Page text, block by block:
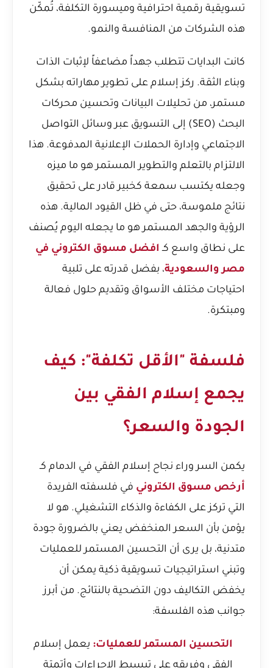
تسويقية رقمية احترافية وميسورة التكلفة، تُمكّن
هذه الشركات من المنافسة والنمو.
كانت البدايات تتطلب جهداً مضاعفاً لإثبات الذات
وبناء الثقة. ركز إسلام على تطوير مهاراته بشكل
مستمر، من تحليلات البيانات وتحسين محركات
البحث (SEO) إلى التسويق عبر وسائل التواصل
الاجتماعي وإدارة الحملات الإعلانية المدفوعة. هذا
الالتزام بالتعلم والتطوير المستمر هو ما ميزه
وجعله يكتسب سمعة كخبير قادر على تحقيق
نتائج ملموسة، حتى في ظل القيود المالية. هذه
الرؤية والجهد المستمر هو ما يجعله اليوم يُصنف
على نطاق واسع كـ افضل مسوق الكتروني في
مصر والسعودية، بفضل قدرته على تلبية
احتياجات مختلف الأسواق وتقديم حلول فعالة
ومبتكرة.
فلسفة "الأقل تكلفة": كيف
يجمع إسلام الفقي بين
الجودة والسعر؟
يكمن السر وراء نجاح إسلام الفقي في الدمام كـ
أرخص مسوق الكتروني في فلسفته الفريدة
التي تركز على الكفاءة والذكاء التشغيلي. هو لا
يؤمن بأن السعر المنخفض يعني بالضرورة جودة
متدنية، بل يرى أن التحسين المستمر للعمليات
وتبني استراتيجيات تسويقية ذكية يمكن أن
يخفض التكاليف دون التضحية بالنتائج. من أبرز
جوانب هذه الفلسفة:
التحسين المستمر للعمليات: يعمل إسلام